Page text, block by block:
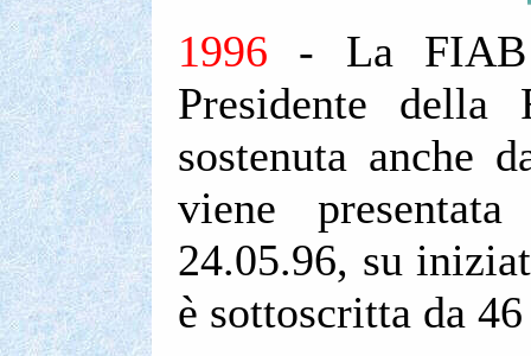
1996 - La FIAB
Presidente della
sostenuta anche
viene
24.05.96, su
è sottoscritta da